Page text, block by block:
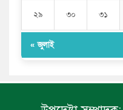
২৯ ৩০ ৩১
« জুলাই